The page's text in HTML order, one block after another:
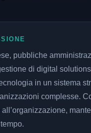
pubbliche
di digital
in un sistema
complesse.